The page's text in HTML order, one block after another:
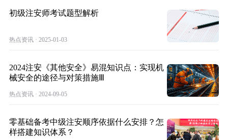
初级注安师考试题型解析
热点资讯 · 2025-01-03
2024注安《其他安全》易混知识点：实现机
械安全的途径与对策措施Ⅲ
热点资讯 · 2024-09-05
零基础备考中级注安顺序依据什么安排？怎
样搭建知识体系？